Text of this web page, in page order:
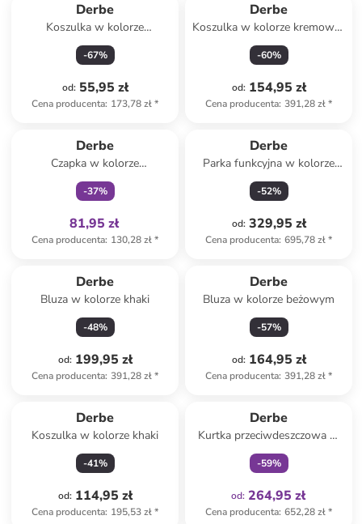
Derbe
Koszulka w kolorze
granatowym
-67%
od: 55,95 zł
Cena producenta: 173,78 zł*
Derbe
Koszulka w kolorze kremowo-
błękitnym
-60%
od: 154,95 zł
Cena producenta: 391,28 zł*
Derbe
Czapka w kolorze
granatowym
-37%
81,95 zł
Cena producenta: 130,28 zł*
Derbe
Parka funkcyjna w kolorze
granatowym
-52%
od: 329,95 zł
Cena producenta: 695,78 zł*
Derbe
Bluza w kolorze khaki
-48%
od: 199,95 zł
Cena producenta: 391,28 zł*
Derbe
Bluza w kolorze beżowym
-57%
od: 164,95 zł
Cena producenta: 391,28 zł*
Derbe
Koszulka w kolorze khaki
-41%
od: 114,95 zł
Cena producenta: 195,53 zł*
Derbe
Kurtka przeciwdeszczowa w
kolorze granatowym
-59%
od: 264,95 zł
Cena producenta: 652,28 zł*